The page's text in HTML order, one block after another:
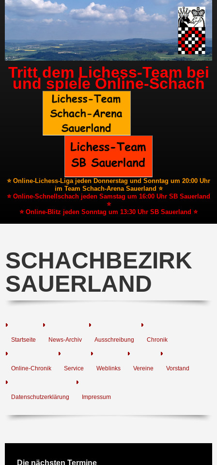
Tritt dem Lichess-Team bei
und spiele Online-Schach
⭐ Online-Lichess-Liga jeden Donnerstag und Sonntag um 20:00 Uhr
im Team Schach-Arena Sauerland ⭐
⭐ Online-Schnellschach jeden Samstag um 16:00 Uhr SB Sauerland
⭐
⭐ Online-Blitz jeden Sonntag um 13:30 Uhr SB Sauerland ⭐
SCHACHBEZIRK
SAUERLAND
Startseite News-Archiv Ausschreibung Chronik
Online-Chronik Service Weblinks Vereine Vorstand
Datenschutzerklärung Impressum
Die nächsten Termine